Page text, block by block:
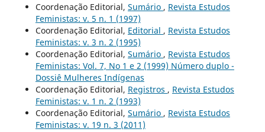
Coordenação Editorial, Sumário , Revista Estudos
Feministas: v. 5 n. 1 (1997)
Coordenação Editorial, Editorial , Revista Estudos
Feministas: v. 3 n. 2 (1995)
Coordenação Editorial, Sumário , Revista Estudos
Feministas: Vol. 7, No 1 e 2 (1999) Número duplo -
Dossiê Mulheres Indígenas
Coordenação Editorial, Registros , Revista Estudos
Feministas: v. 1 n. 2 (1993)
Coordenação Editorial, Sumário , Revista Estudos
Feministas: v. 19 n. 3 (2011)